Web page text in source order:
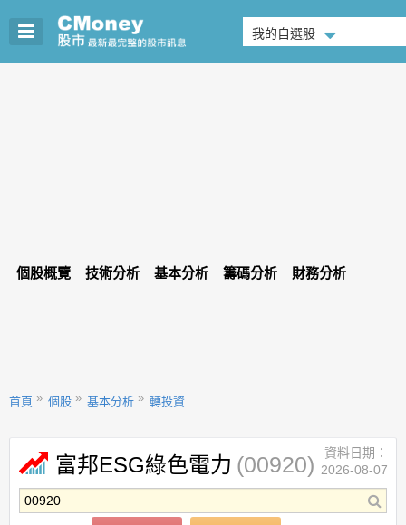
我的自選股
個股概覽 技術分析 基本分析 籌碼分析 財務分析
首頁 個股 基本分析 轉投資
富邦ESG綠色電力 (00920)
資料日期：
2026-08-07